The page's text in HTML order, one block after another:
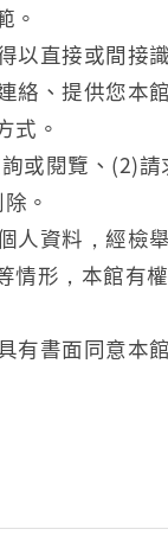
。
以直接或間接
絡、提供您本
式。
或閱覽、(2)
。
人資料，經檢
情形，本館有
有書面同意本